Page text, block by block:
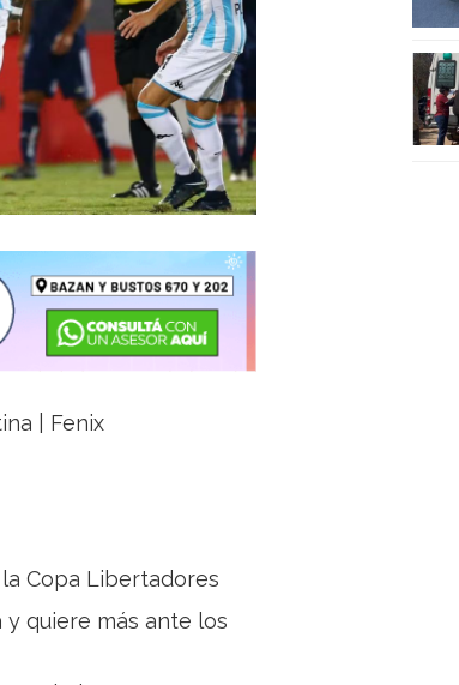
| Fenix
Copa Libertadores
y quiere más ante los